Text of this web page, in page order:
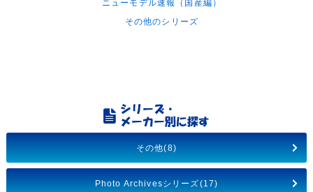
ニューモデル速報（国産編）
その他のシリーズ
その他(8)
Photo Archivesシリーズ(17)